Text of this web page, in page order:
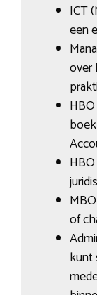
ICT
een
over
of
kunt